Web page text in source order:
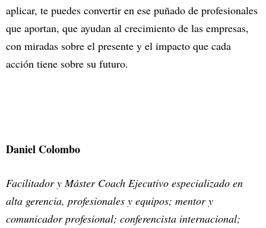
aplicar, te puedes convertir en ese puñado de profesionales
que aportan, que ayudan al crecimiento de las empresas,
con miradas sobre el presente y el impacto que cada
acción tiene sobre su futuro.
Daniel Colombo
Facilitador y Máster Coach Ejecutivo especializado en
alta gerencia, profesionales y equipos; mentor y
comunicador profesional; conferencista internacional;